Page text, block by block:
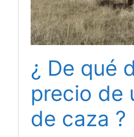
¿ De qué
precio de
de caza ?